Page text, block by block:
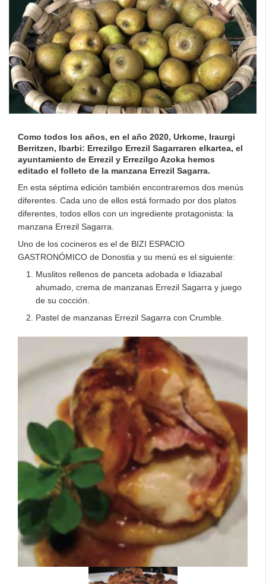
Como todos los años, en el año 2020, Urkome, Iraurgi
Berritzen, Ibarbi: Errezilgo Errezil Sagarraren elkartea, el
ayuntamiento de Errezil y Errezilgo Azoka hemos
editado el folleto de la manzana Errezil Sagarra.
En esta séptima edición también encontraremos dos menús
diferentes. Cada uno de ellos está formado por dos platos
diferentes, todos ellos con un ingrediente protagonista: la
manzana Errezil Sagarra.
Uno de los cocineros es el de BIZI ESPACIO
GASTRONÓMICO de Donostia y su menú es el siguiente:
Muslitos rellenos de panceta adobada e Idiazabal
ahumado, crema de manzanas Errezil Sagarra y juego
de su cocción.
Pastel de manzanas Errezil Sagarra con Crumble.